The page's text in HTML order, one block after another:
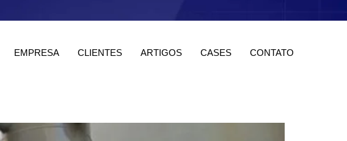
EMPRESA CLIENTES ARTIGOS CASES CONTATO